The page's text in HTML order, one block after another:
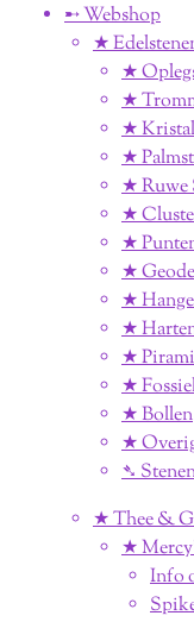
➸ Webshop
★
★
★
★
★
★ Ruwe
★
★
★
★
★
★
★
★ Bollen
★
➴
★ Thee &
★
Info